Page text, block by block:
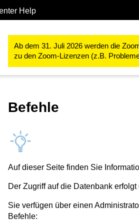
Help
Ab dem 31. Juli 2026 werden die
zu den Zoom-Lizenzen (z.B.
Server & Hosting Webhosting
Befehle
Auf dieser Seite finden Sie
Der Zugriff auf die Datenbank erfolgt
Sie verfügen über einen
Befehle: